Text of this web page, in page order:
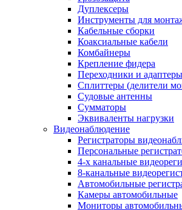
Дуплексеры
Инструменты для
Кабельные сборки
Коаксиальные кабели
Комбайнеры
Крепление фидера
Переходники и адаптеры
Сплиттеры (делители
Судовые антенны
Сумматоры
Эквиваленты нагрузки
Видеонаблюдение
Регистраторы
Персональные
4-х канальные
8-канальные
Автомобильные
Камеры автомобильные
Мониторы